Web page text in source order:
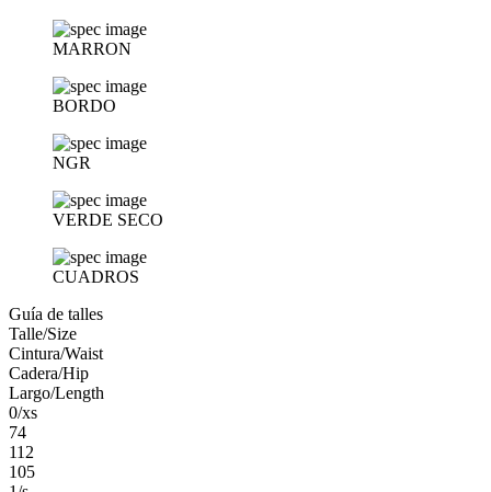
MARRON
BORDO
NGR
VERDE SECO
CUADROS
Guía de talles
Talle/Size
Cintura/Waist
Cadera/Hip
Largo/Length
0/xs
74
112
105